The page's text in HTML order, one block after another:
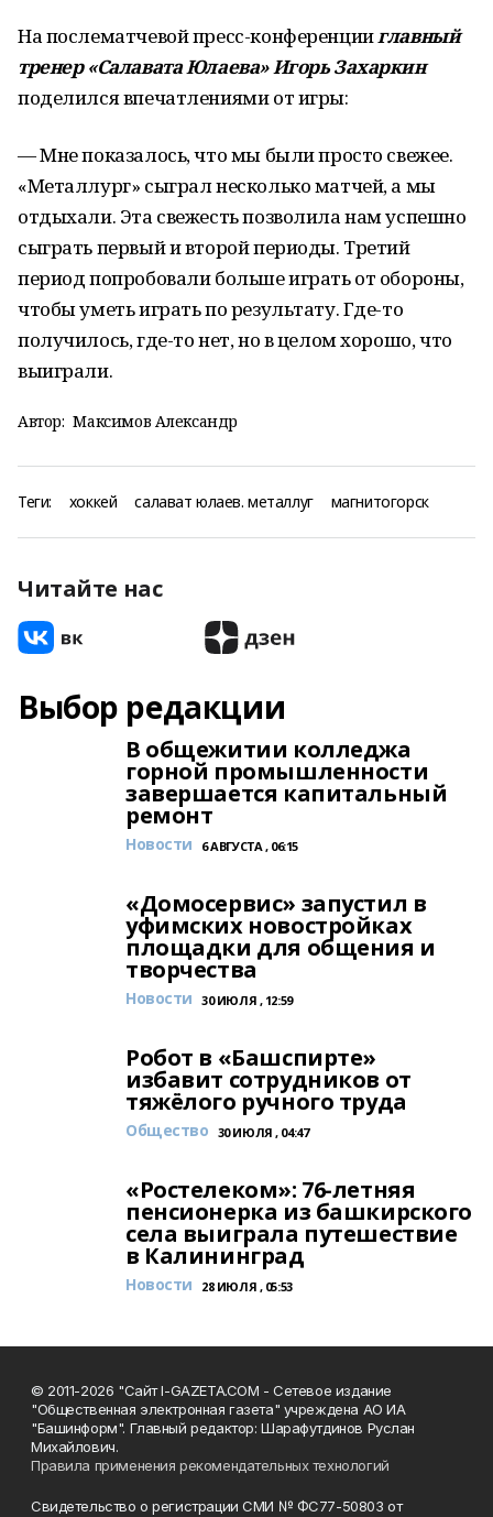
На послематчевой пресс-конференцииглавный
тренер «Салавата Юлаева» Игорь Захаркин
поделился впечатлениями от игры:
— Мне показалось, что мы были просто свежее.
«Металлург» сыграл несколько матчей, а мы
отдыхали. Эта свежесть позволила нам успешно
сыграть первый и второй периоды. Третий
период попробовали больше играть от обороны,
чтобы уметь играть по результату. Где-то
получилось, где-то нет, но в целом хорошо, что
выиграли.
Автор: Максимов Александр
Теги: хоккей салават юлаев. металлуг магнитогорск
Читайте нас
Выбор редакции
В общежитии колледжа
горной промышленности
завершается капитальный
ремонт
Новости 6 АВГУСТА , 06:15
«Домосервис» запустил в
уфимских новостройках
площадки для общения и
творчества
Новости 30 ИЮЛЯ , 12:59
Робот в «Башспирте»
избавит сотрудников от
тяжёлого ручного труда
Общество 30 ИЮЛЯ , 04:47
«Ростелеком»: 76-летняя
пенсионерка из башкирского
села выиграла путешествие
в Калининград
Новости 28 ИЮЛЯ , 05:53
© 2011-2026 "Сайт I-GAZETA.COM - Сетевое издание
"Общественная электронная газета" учреждена АО ИА
"Башинформ". Главный редактор: Шарафутдинов Руслан
Михайлович.
Правила применения рекомендательных технологий
Свидетельство о регистрации СМИ № ФС77-50803 от